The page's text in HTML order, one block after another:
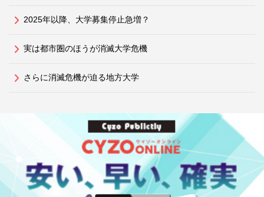
2025年以降、大学募集停止急増？
実は都市圏のほうが消滅大学危機
さらに消滅危機が迫る地方大学